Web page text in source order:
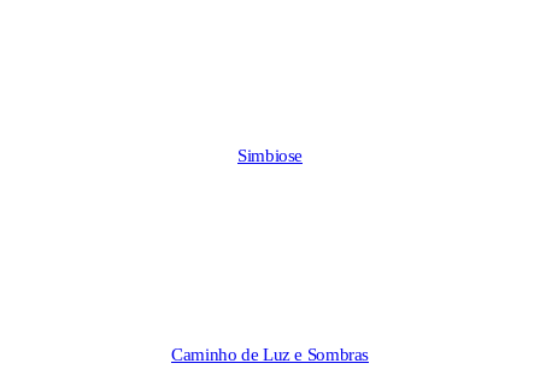
Simbiose
Caminho de Luz e Sombras